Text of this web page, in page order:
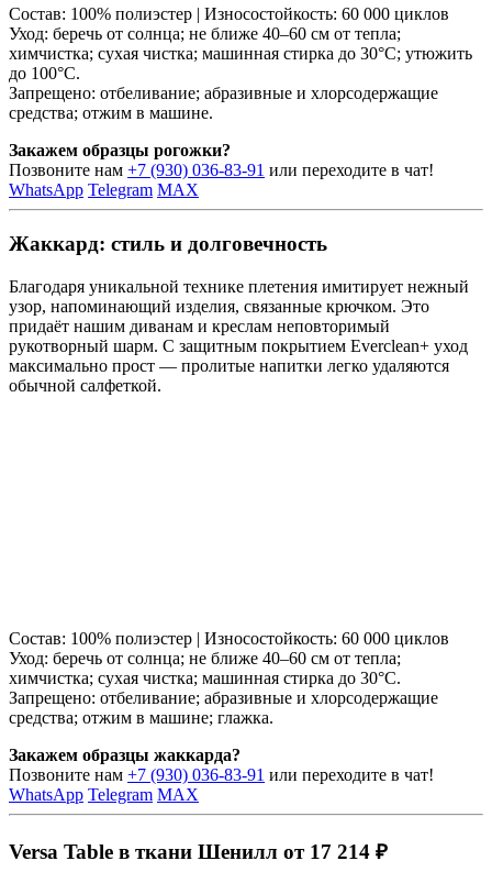
Состав: 100% полиэстер | Износостойкость: 60 000 циклов
Уход: беречь от солнца; не ближе 40–60 см от тепла;
химчистка; сухая чистка; машинная стирка до 30°C; утюжить
до 100°C.
Запрещено: отбеливание; абразивные и хлорсодержащие
средства; отжим в машине.
Закажем образцы рогожки?
Позвоните нам +7 (930) 036-83-91 или переходите в чат!
WhatsApp Telegram MAX
Жаккард: стиль и долговечность
Благодаря уникальной технике плетения имитирует нежный
узор, напоминающий изделия, связанные крючком. Это
придаёт нашим диванам и креслам неповторимый
рукотворный шарм. С защитным покрытием Everclean+ уход
максимально прост — пролитые напитки легко удаляются
обычной салфеткой.
Состав: 100% полиэстер | Износостойкость: 60 000 циклов
Уход: беречь от солнца; не ближе 40–60 см от тепла;
химчистка; сухая чистка; машинная стирка до 30°C.
Запрещено: отбеливание; абразивные и хлорсодержащие
средства; отжим в машине; глажка.
Закажем образцы жаккарда?
Позвоните нам +7 (930) 036-83-91 или переходите в чат!
WhatsApp Telegram MAX
Versa Table в ткани Шенилл от 17 214 ₽